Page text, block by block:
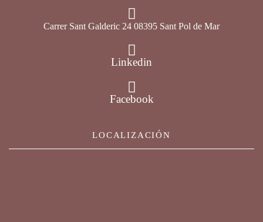
Carrer Sant Galderic 24 08395 Sant Pol de Mar
Linkedin
Facebook
LOCALIZACIÓN